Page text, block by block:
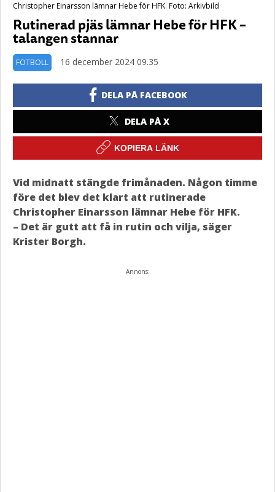
Christopher Einarsson lämnar Hebe för HFK. Foto: Arkivbild
Rutinerad pjäs lämnar Hebe för HFK –
talangen stannar
FOTBOLL 16 december 2024 09.35
DELA PÅ FACEBOOK
DELA PÅ X
KOPIERA LÄNK
Vid midnatt stängde frimånaden. Någon timme
före det blev det klart att rutinerade
Christopher Einarsson lämnar Hebe för HFK.
– Det är gutt att få in rutin och vilja, säger
Krister Borgh.
Annons: